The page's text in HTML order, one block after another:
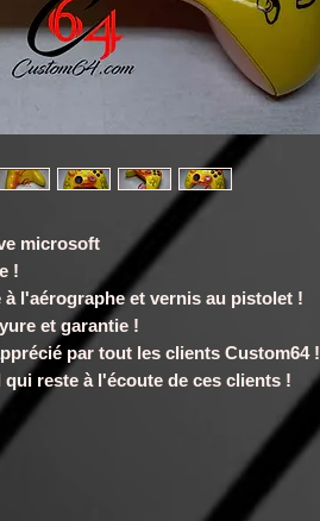
microsoft
!
l'aérographe et vernis au pistolet !
et garantie !
par tout les clients Custom64 !
reste à l'écoute de ces clients !